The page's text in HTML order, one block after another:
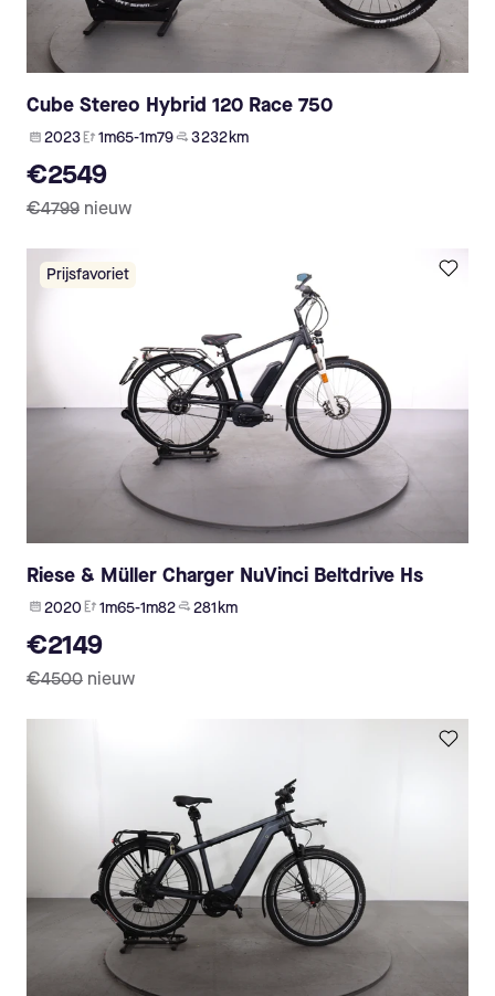
Cube Stereo Hybrid 120 Race 750
2023 1m65-1m79 3 232 km
€2549
€4799 nieuw
Prijsfavoriet
Riese & Müller Charger NuVinci Beltdrive Hs
2020 1m65-1m82 281 km
€2149
€4500 nieuw